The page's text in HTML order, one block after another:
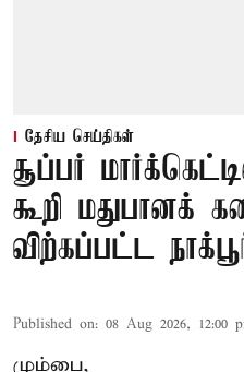
தேசிய செய்திகள்
சூப்பர்
கூறி மதுபானக்
விற்கப்பட்ட
Published on: 08 Aug 2026, 12:00
மும்பை,